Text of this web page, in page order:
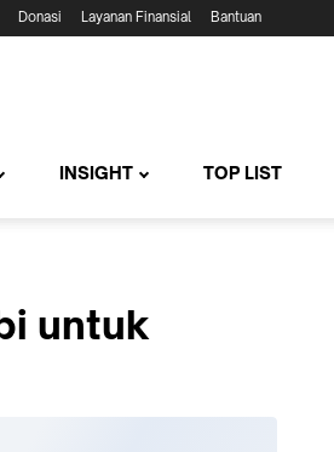
Donasi Layanan Finansial Bantuan
INSIGHT TOP LIST
untuk